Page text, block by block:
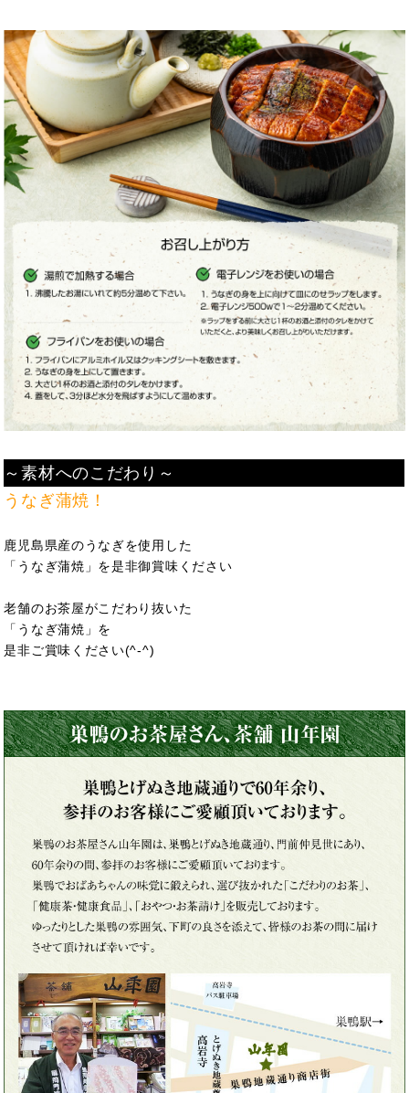
～素材へのこだわり～
うなぎ蒲焼！
鹿児島県産のうなぎを使用した
「うなぎ蒲焼」を是非御賞味ください
老舗のお茶屋がこだわり抜いた
「うなぎ蒲焼」を
是非ご賞味ください(^-^)